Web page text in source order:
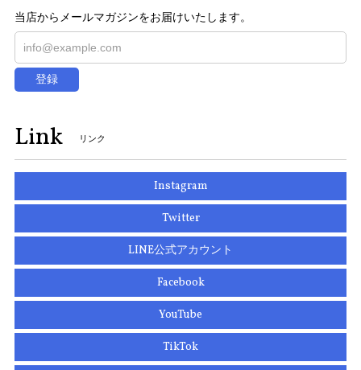
当店からメールマガジンをお届けいたします。
登録
Link リンク
Instagram
Twitter
LINE公式アカウント
Facebook
YouTube
TikTok